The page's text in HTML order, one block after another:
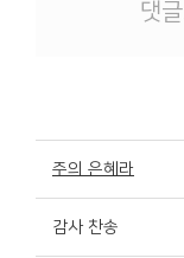
댓
주의 은혜라
감사 찬송